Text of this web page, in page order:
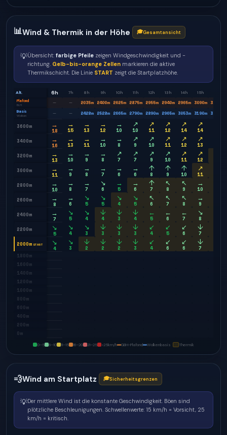
📊Wind & Thermik in der Höhe 🎓Gesamtansicht
💡Übersicht: farbige Pfeile zeigen Windgeschwindigkeit und -
richtung. Gelb-bis-orange Zellen markieren die aktive
Thermikschicht. Die Linie START zeigt die Startplatzhöhe.
Alt. 6h 7h 8h 9h 10h 11h 12h 13h 14h 15h
Plafond
BLH — — 2035m 2400m 2625m 2875m 2955m 2940m 2965m 3090m 3235
Basis
Wolken — — 2428m 2528m 2665m 2790m 2890m 2965m 3053m 3190m 3315
3600m →
18
→
15
→
13
→
12
→
10
↗
10
↗
11
↗
12
↗
14
↗
14
3400m
→
16
→
13
→
11
→
10
→
8
↗
9
↗
10
↗
11
↗
12
↗
13
3200m
→
13
→
10
→
9
→
8
↗
7
↗
7
↗
9
↗
10
↗
11
↗
12
3000m
→
11
→
9
→
8
→
7
→
6
→
6
↑
8
↑
9
↑
10
↗
11
2800m
→
10
→
8
→
7
↘
6
→
5
→
6
↑
7
↖
8
↖
9
→
10
2600m
→
8
→
6
↘
5
↘
5
↘
4
↘
5
↖
6
↖
7
↖
8
→
9
2400m
→
7
↘
5
↘
4
↓
4
↓
3
↓
4
←
5
←
6
←
7
↘
8
2200m
↘
5
↘
4
↘
3
↓
3
↓
3
↓
3
↙
4
↙
5
↙
6
↓
7
2000m START ↘
4
↘
3
↓
2
↓
2
↓
2
↓
3
↙
4
↙
6
↙
6
↓
7
1800m
1600m
1400m
1200m
1000m
800m
600m
400m
200m
0m
0–5 6–10 11–15 16–20 21–25 >25km/h GBH-Plafond Wolkenbasis Thermik
💨Wind am Startplatz 🎓Sicherheitsgrenzen
💡Der mittlere Wind ist die konstante Geschwindigkeit. Böen sind
plötzliche Beschleunigungen. Schwellenwerte: 15 km/h = Vorsicht, 25
km/h = kritisch.